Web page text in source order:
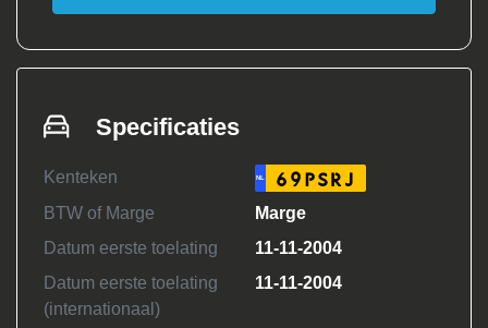
Specificaties
Kenteken NL 69PSRJ
BTW of Marge
Marge
Datum eerste toelating
11-11-2004
Datum eerste toelating
(internationaal)
11-11-2004